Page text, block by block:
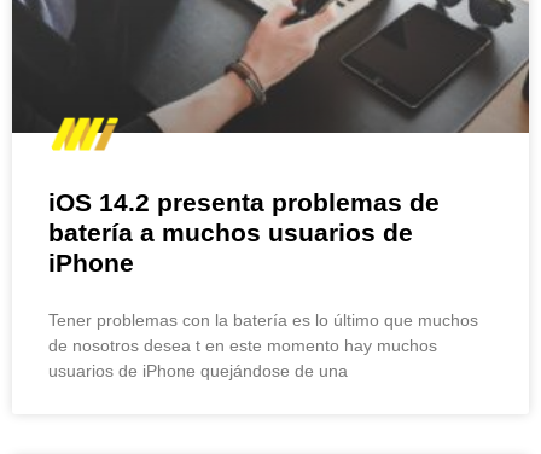
iOS 14.2 presenta problemas de
batería a muchos usuarios de
iPhone
Tener problemas con la batería es lo último que muchos
de nosotros desea t en este momento hay muchos
usuarios de iPhone quejándose de una